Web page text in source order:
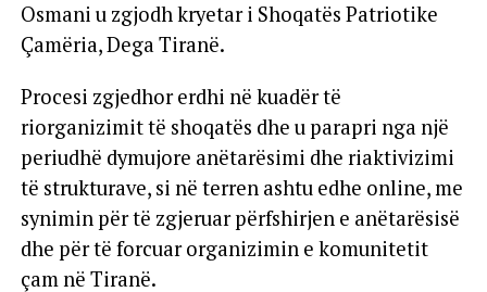
Osmani u zgjodh kryetar i Shoqatës Patriotike
Çamëria, Dega Tiranë.
Procesi zgjedhor erdhi në kuadër të
riorganizimit të shoqatës dhe u parapri nga një
periudhë dymujore anëtarësimi dhe riaktivizimi
të strukturave, si në terren ashtu edhe online, me
synimin për të zgjeruar përfshirjen e anëtarësisë
dhe për të forcuar organizimin e komunitetit
çam në Tiranë.